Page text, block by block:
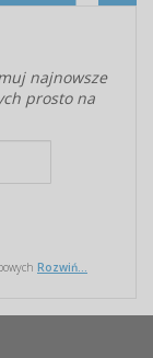
najnowsze
prosto na
Rozwiń...